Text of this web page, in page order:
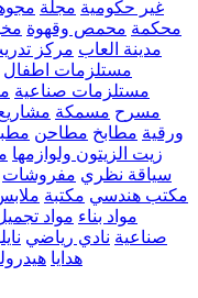
غير حكومية مجلة
محكمة محمص وقهوة
مدينة العاب مركز
مستلزمات اطفال
مستلزمات صناعية
مسرح مسمكة
ورقية مطابخ مطاحن
زيت الزيتون ولوازمها
سياقة نظري مفروشات
مكتب هندسي مكتبة
مواد بناء مواد
صناعية نادي رياضي
هدايا